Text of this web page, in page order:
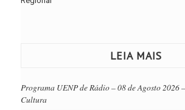
LEIA MAIS
Programa UENP de Rádio – 08 de Agosto 2026
Cultura